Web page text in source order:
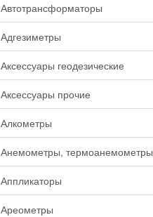
Автотрансформаторы
Адгезиметры
Аксессуары геодезические
Аксессуары прочие
Алкометры
Анемометры, термоанемометры
Аппликаторы
Ареометры